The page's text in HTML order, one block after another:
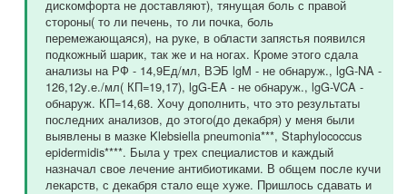
дискомфорта не доставляют), тянущая боль с правой
стороны( то ли печень, то ли почка, боль
перемежающаяся), на руке, в области запястья появился
подкожный шарик, так же и на ногах. Кроме этого сдала
анализы на РФ - 14,9Ед/мл, ВЭБ lgM - не обнаруж., lgG-NA -
126,12у.е./мл( КП=19,17), lgG-EA - не обнаруж., lgG-VCA -
обнаруж. КП=14,68. Хочу дополнить, что это результаты
последних анализов, до этого(до декабря) у меня были
выявлены в мазке Klebsiella pneumonia***, Staphylococcus
epidermidis****. Была у трех специалистов и каждый
назначал свое лечение антибиотиками. В общем после кучи
лекарств, с декабря стало еще хуже. Пришлось сдавать и